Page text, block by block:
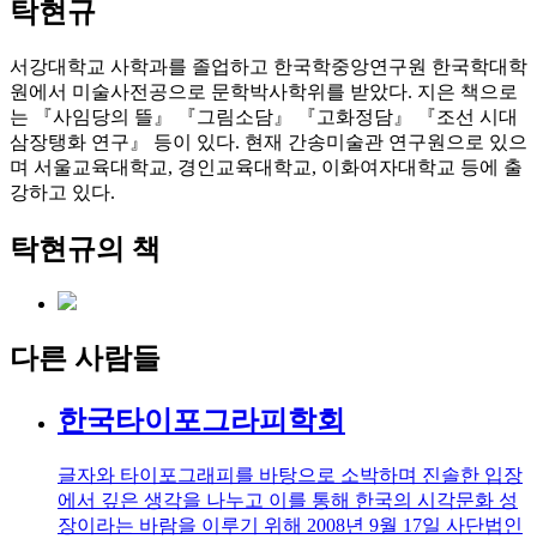
탁현규
서강대학교 사학과를 졸업하고 한국학중앙연구원 한국학대학
원에서 미술사전공으로 문학박사학위를 받았다. 지은 책으로
는 『사임당의 뜰』 『그림소담』 『고화정담』 『조선 시대
삼장탱화 연구』 등이 있다. 현재 간송미술관 연구원으로 있으
며 서울교육대학교, 경인교육대학교, 이화여자대학교 등에 출
강하고 있다.
탁현규의 책
다른 사람들
한국타이포그라피학회
글자와 타이포그래피를 바탕으로 소박하며 진솔한 입장
에서 깊은 생각을 나누고 이를 통해 한국의 시각문화 성
장이라는 바람을 이루기 위해 2008년 9월 17일 사단법인